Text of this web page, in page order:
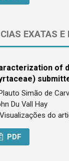
EXATAS E
of
Simão de
Du Vall Hay
Visualizações do
PDF